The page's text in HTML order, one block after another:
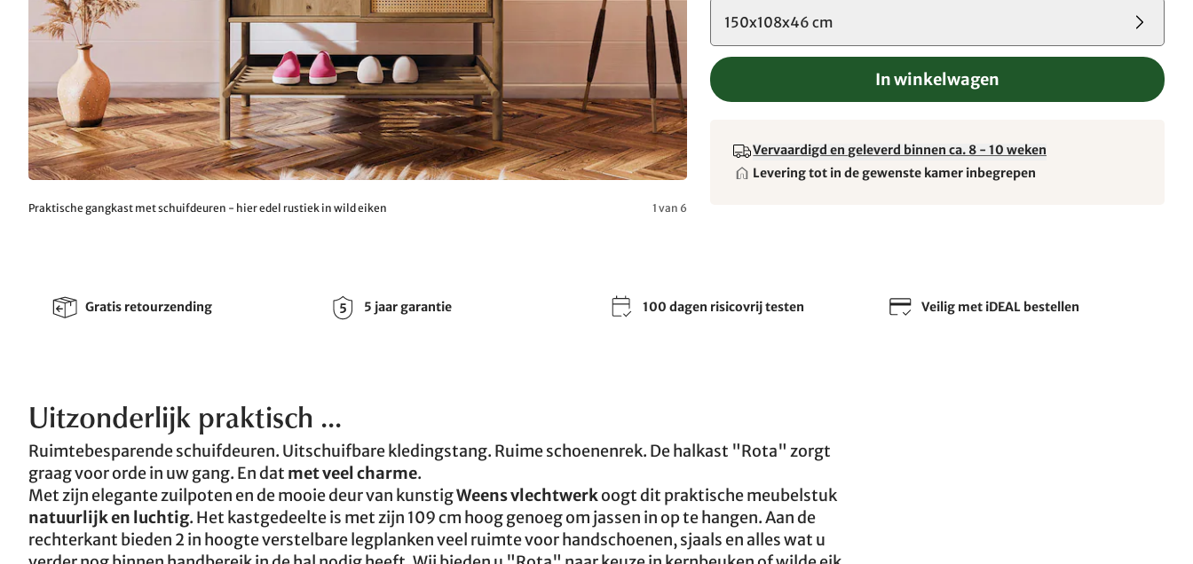
Praktische gangkast met schuifdeuren - hier edel rustiek in wild eiken 1 van 6
150x108x46 cm
In winkelwagen
Vervaardigd en geleverd binnen ca. 8 - 10 weken
Levering tot in de gewenste kamer inbegrepen
Gratis retourzending 5 jaar garantie 100 dagen risicovrij testen Veilig met iDEAL bestellen
Uitzonderlijk praktisch ...
Ruimtebesparende schuifdeuren. Uitschuifbare kledingstang. Ruime schoenenrek. De halkast "Rota" zorgt
graag voor orde in uw gang. En dat met veel charme.
Met zijn elegante zuilpoten en de mooie deur van kunstigWeens vlechtwerkoogt dit praktische meubelstuk
natuurlijk en luchtig. Het kastgedeelte is met zijn 109 cm hoog genoeg om jassen in op te hangen. Aan de
rechterkant bieden 2 in hoogte verstelbare legplanken veel ruimte voor handschoenen, sjaals en alles wat u